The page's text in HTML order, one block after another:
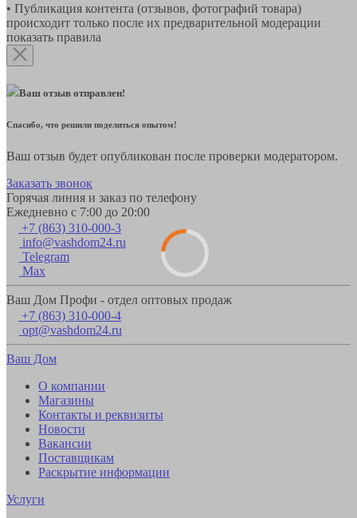
• Публикация контента (отзывов, фотографий товара)
происходит только после их предварительной модерации
показать правила
Ваш отзыв отправлен!
Спасибо, что решили поделиться опытом!
Ваш отзыв будет опубликован после проверки модератором.
Заказать звонок
Горячая линия и заказ по телефону
Ежедневно с 7:00 до 20:00
+7 (863) 310-000-3
info@vashdom24.ru
Telegram
Max
Ваш Дом Профи - отдел оптовых продаж
+7 (863) 310-000-4
opt@vashdom24.ru
Ваш Дом
О компании
Магазины
Контакты и реквизиты
Новости
Вакансии
Поставщикам
Раскрытие информации
Услуги